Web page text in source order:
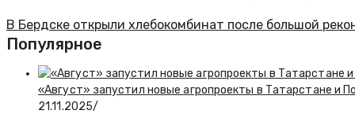
В Бердске открыли хлебокомбинат после большой
Популярное
«Август» запустил новые агропроекты в Татарстане и
21.11.2025/